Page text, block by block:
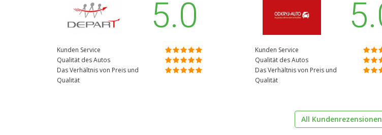
5.0
Kunden Service
Qualität des Autos
Das Verhältnis von Preis und
Qualität
Kunden Service
Qualität des Autos
Das Verhältnis von Preis und
Qualität
All Kundenrezensionen